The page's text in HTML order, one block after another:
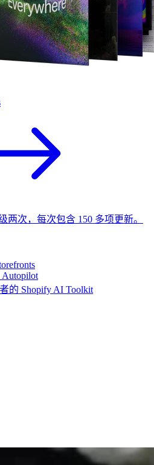
两次，每次包含 150 多项更新。
Autopilot
的 Shopify AI Toolkit